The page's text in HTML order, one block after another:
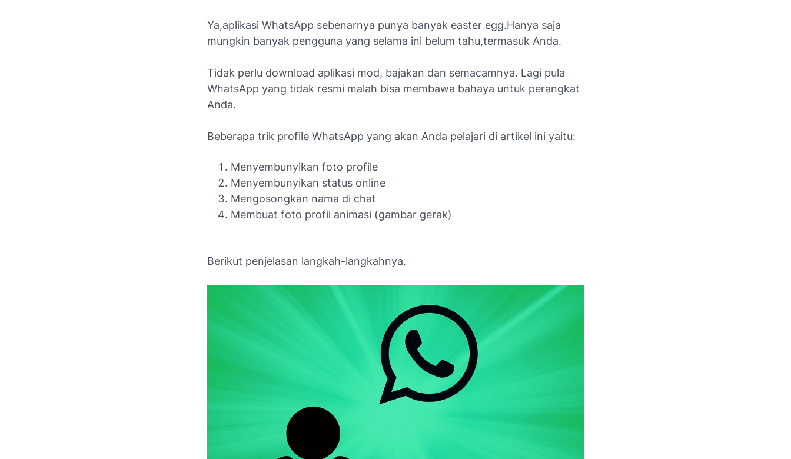
Ya,aplikasi WhatsApp sebenarnya punya banyak easter egg.Hanya saja
mungkin banyak pengguna yang selama ini belum tahu,termasuk Anda.
Tidak perlu download aplikasi mod, bajakan dan semacamnya. Lagi pula
WhatsApp yang tidak resmi malah bisa membawa bahaya untuk perangkat
Anda.
Beberapa trik profile WhatsApp yang akan Anda pelajari di artikel ini yaitu:
Menyembunyikan foto profile
Menyembunyikan status online
Mengosongkan nama di chat
Membuat foto profil animasi (gambar gerak)
Berikut penjelasan langkah-langkahnya.